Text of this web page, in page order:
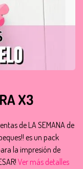
X3
de LA SEMANA de
es un pack
la impresión de
Ver más detalles